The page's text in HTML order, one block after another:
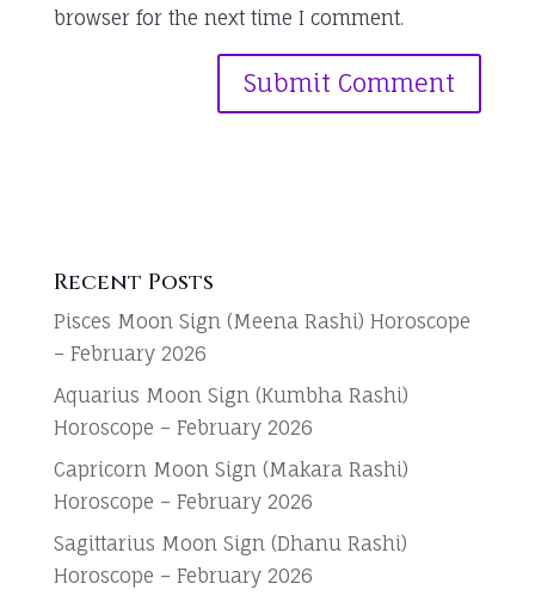
browser for the next time I comment.
Recent Posts
Pisces Moon Sign (Meena Rashi) Horoscope
– February 2026
Aquarius Moon Sign (Kumbha Rashi)
Horoscope – February 2026
Capricorn Moon Sign (Makara Rashi)
Horoscope – February 2026
Sagittarius Moon Sign (Dhanu Rashi)
Horoscope – February 2026